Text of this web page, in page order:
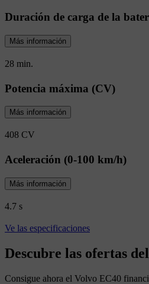
Duración de carga de la
Más información
28 min.
Potencia máxima (CV)
Más información
408 CV
Aceleración (0-100 km/h)
Más información
4.7 s
Ve las especificaciones
Descubre las ofertas
Consigue ahora el Volvo EC40